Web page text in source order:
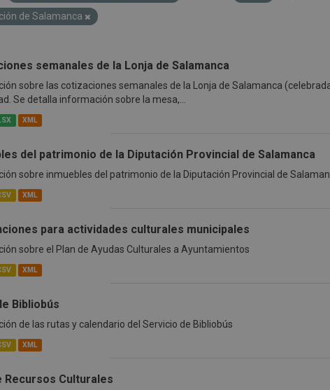
de Salamanca
semanales de la Lonja de Salamanca
sobre las cotizaciones semanales de la Lonja de Salamanca
Se detalla información sobre la mesa,...
XML
del patrimonio de la Diputación Provincial de Salamanca
sobre inmuebles del patrimonio de la Diputación Provincial de
XML
para actividades culturales municipales
sobre el Plan de Ayudas Culturales a Ayuntamientos
XML
Bibliobús
de las rutas y calendario del Servicio de Bibliobús
XML
Recursos Culturales